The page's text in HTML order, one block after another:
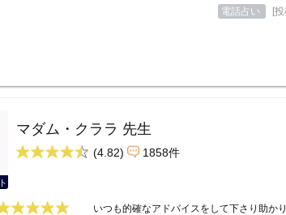
電話占い [
マダム・クララ 先生
(4.82) 1858件
いつも的確なアドバイスをして下さり助か